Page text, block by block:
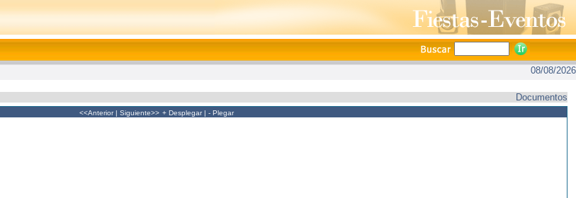
08/08/2026
Documentos
<<Anterior| Siguiente>> + Desplegar| - Plegar